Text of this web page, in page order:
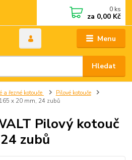
Menu
Hledat
0 ks
za 0,00 Kč
a řezné kotouče
Pilové kotouče
x 20 mm, 24 zubů
Pilový kotouč
zubů